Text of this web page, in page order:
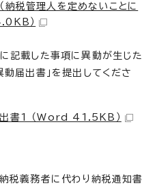
納税管理人を定めないことに
）
記載した事項に異動が生じた
動届出書」を提出してくださ
出書1 （Word 41.5KB）
税義務者に代わり納税通知書